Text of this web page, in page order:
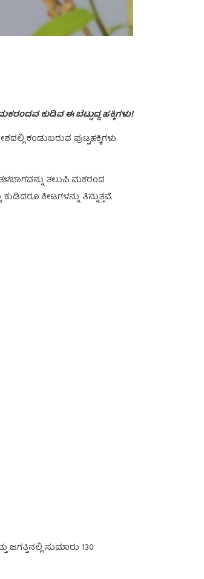
ಕುಡಿವ ಈ ಬೆಟ್ಟುದ್ದ ಹಕ್ಕಿಗಳು!
ಕಂಡುಬರುವ ಪುಟ್ಟಹಕ್ಕಿಗಳು
ತಲುಪಿ ಮಕರಂದ
ಕೀಟಗಳನ್ನು ತಿನ್ನುತ್ತವೆ.
ಸುಮಾರು 130